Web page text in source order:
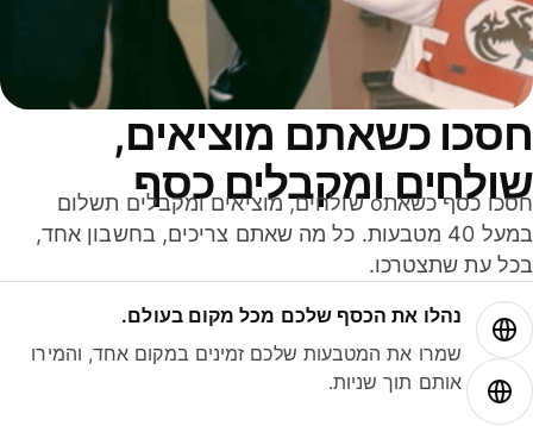
כשאתם מוציאים,
ומקבלים כסף
חסכו כסף כשאתo שולחים, מוציאים ומקבלים תשלום
במעל 40 מטבעות. כל מה שאתם צריכים, בחשבון אחד,
עת שתצטרכו.
נהלו את הכסף שלכם מכל מקום בעולם.
שמרו את המטבעות שלכם זמינים במקום אחד, והמירו
אותם תוך שניות.